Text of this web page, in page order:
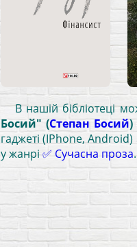
В нашій бібліотеці
Босий" (Степан Босий)
гаджеті (IPhone,
у жанрі ✅ Сучасна проза.